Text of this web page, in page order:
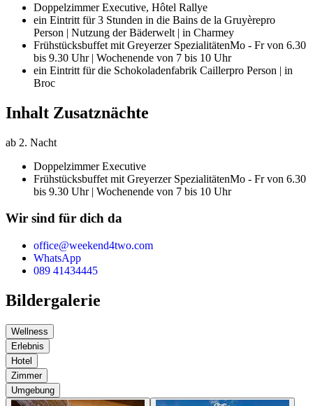
Doppelzimmer Executive, Hôtel Rallye
ein Eintritt für 3 Stunden in die Bains de la Gruyèrepro
Person | Nutzung der Bäderwelt | in Charmey
Frühstücksbuffet mit Greyerzer SpezialitätenMo - Fr von 6.30
bis 9.30 Uhr | Wochenende von 7 bis 10 Uhr
ein Eintritt für die Schokoladenfabrik Caillerpro Person | in
Broc
Inhalt Zusatznächte
ab 2. Nacht
Doppelzimmer Executive
Frühstücksbuffet mit Greyerzer SpezialitätenMo - Fr von 6.30
bis 9.30 Uhr | Wochenende von 7 bis 10 Uhr
Wir sind für dich da
office@weekend4two.com
WhatsApp
089 41434445
Bildergalerie
Wellness
Erlebnis
Hotel
Zimmer
Umgebung